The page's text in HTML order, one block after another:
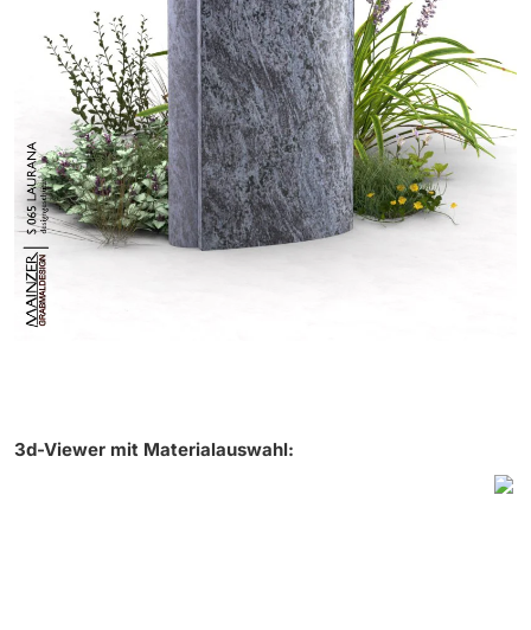
3d-Viewer mit Materialauswahl: